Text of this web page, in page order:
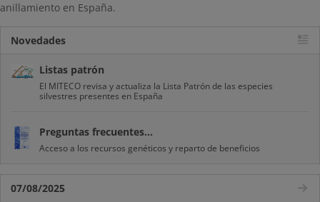
anillamiento en España.
Novedades
Listas patrón
El MITECO revisa y actualiza la Lista Patrón de las especies
silvestres presentes en España
Preguntas frecuentes...
Acceso a los recursos genéticos y reparto de beneficios
07/08/2025